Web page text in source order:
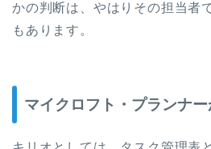
かの判断は、やはりその担当者
もあります。
マイクロフト・プランナー